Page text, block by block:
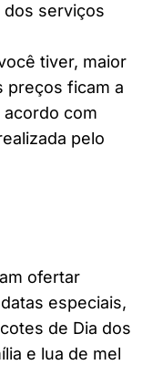
dos serviços
tiver, maior
preços ficam a
acordo com
pelo
ofertar
especiais,
de Dia dos
e lua de mel